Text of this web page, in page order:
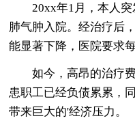
20xx年1月，本人突
肺气肿入院。经治疗后
能显著下降，医院要求每
如今，高昂的治疗费
患职工已经负债累累，
带来巨大的'经济压力。